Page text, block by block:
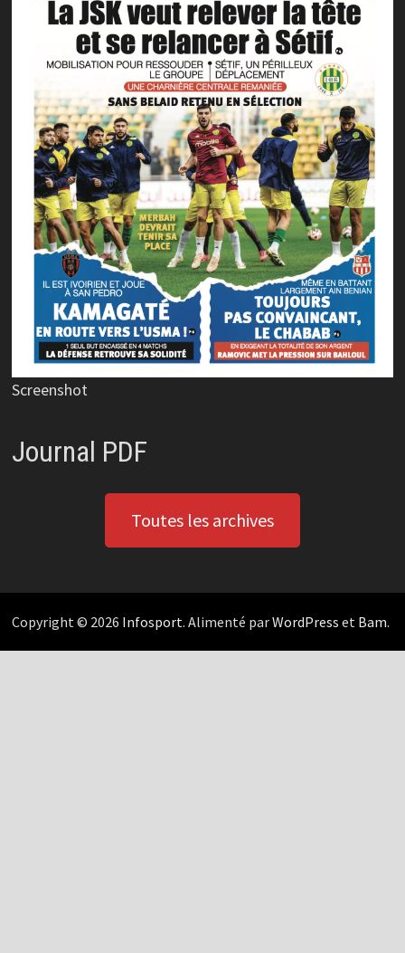
Screenshot
Journal PDF
Toutes les archives
Copyright © 2026 Infosport. Alimenté parWordPress et Bam.